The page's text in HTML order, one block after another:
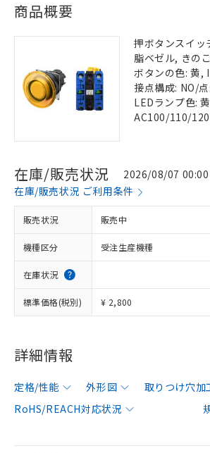
商品概要
押ボタンスイ
脂ベゼル, きの
ボタンの色: 黄,
接点構成: NO/
LEDランプ色:
AC100/110/
在庫/販売状況
2026/08/07 00:00
在庫/販売状況 ご利用条件
販売状況 販売中
機種区分 受注生産機種
在庫状況
標準価格(税別) ¥ 2,800
詳細情報
定格/性能 外形図 取りつけ穴加
RoHS/REACH対応状況